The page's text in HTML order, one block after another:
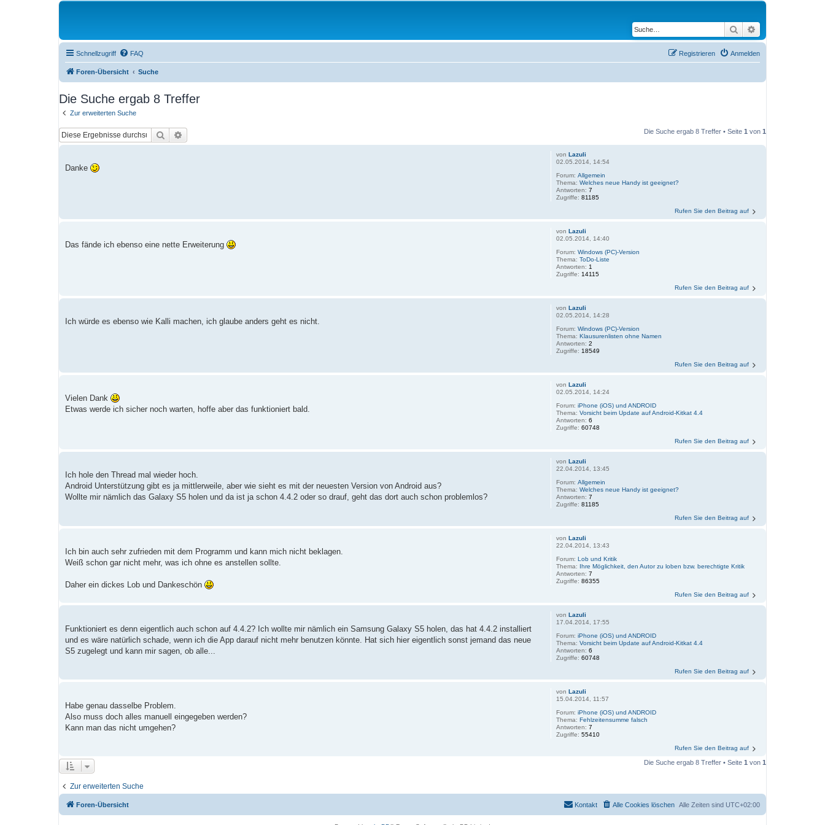
Suche
Schnellzugriff FAQ Anmelden
Registrieren
Foren-Übersicht Suche
Die Suche ergab 8 Treffer
Zur erweiterten Suche
Suche Die Suche ergab 8 Treffer • Seite 1 von 1
vonLazuli
02.05.2014, 14:54
Forum:Allgemein
Thema:Welches neue Handy ist geeignet?
Antworten:7
Zugriffe:81185
Danke
Rufen Sie den Beitrag auf
vonLazuli
02.05.2014, 14:40
Forum:Windows (PC)-Version
Thema:ToDo-Liste
Antworten: 1
Zugriffe: 14115
Das fände ich ebenso eine nette Erweiterung
Rufen Sie den Beitrag auf
vonLazuli
02.05.2014, 14:28
Forum:Windows (PC)-Version
Thema:Klausurenlisten ohne Namen
Antworten:2
Zugriffe: 18549
Ich würde es ebenso wie Kalli machen, ich glaube anders geht es nicht.
Rufen Sie den Beitrag auf
vonLazuli
02.05.2014, 14:24
Forum:iPhone (iOS) und ANDROID
Thema:Vorsicht beim Update auf Android-Kitkat 4.4
Antworten:6
Zugriffe:60748
Vielen Dank
Etwas werde ich sicher noch warten, hoffe aber das funktioniert bald.
Rufen Sie den Beitrag auf
vonLazuli
22.04.2014, 13:45
Forum:Allgemein
Thema:Welches neue Handy ist geeignet?
Antworten:7
Zugriffe:81185
Ich hole den Thread mal wieder hoch.
Android Unterstützung gibt es ja mittlerweile, aber wie sieht es mit der neuesten Version von Android aus?
Wollte mir nämlich das Galaxy S5 holen und da ist ja schon 4.4.2 oder so drauf, geht das dort auch schon problemlos?
Rufen Sie den Beitrag auf
vonLazuli
22.04.2014, 13:43
Forum:Lob und Kritik
Thema: Ihre Möglichkeit, den Autor zu loben bzw. berechtigte Kritik
Antworten:7
Zugriffe:86355
Ich bin auch sehr zufrieden mit dem Programm und kann mich nicht beklagen.
Weiß schon gar nicht mehr, was ich ohne es anstellen sollte.
Daher ein dickes Lob und Dankeschön
Rufen Sie den Beitrag auf
vonLazuli
17.04.2014, 17:55
Forum:iPhone (iOS) und ANDROID
Thema:Vorsicht beim Update auf Android-Kitkat 4.4
Antworten:6
Zugriffe:60748
Funktioniert es denn eigentlich auch schon auf 4.4.2? Ich wollte mir nämlich ein Samsung Galaxy S5 holen, das hat 4.4.2 installiert
und es wäre natürlich schade, wenn ich die App darauf nicht mehr benutzen könnte. Hat sich hier eigentlich sonst jemand das neue
S5 zugelegt und kann mir sagen, ob alle...
Rufen Sie den Beitrag auf
vonLazuli
15.04.2014, 11:57
Forum:iPhone (iOS) und ANDROID
Thema:Fehlzeitensumme falsch
Antworten:7
Zugriffe:55410
Habe genau dasselbe Problem.
Also muss doch alles manuell eingegeben werden?
Kann man das nicht umgehen?
Rufen Sie den Beitrag auf
Die Suche ergab 8 Treffer • Seite 1 von 1
Zur erweiterten Suche
Foren-Übersicht Alle Zeiten sind UTC+02:00
Alle Cookies löschen
Kontakt